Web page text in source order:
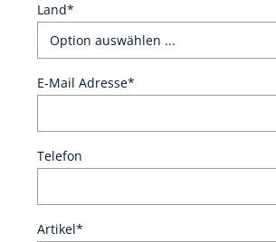
Land*
E-Mail Adresse*
Telefon
Artikel*